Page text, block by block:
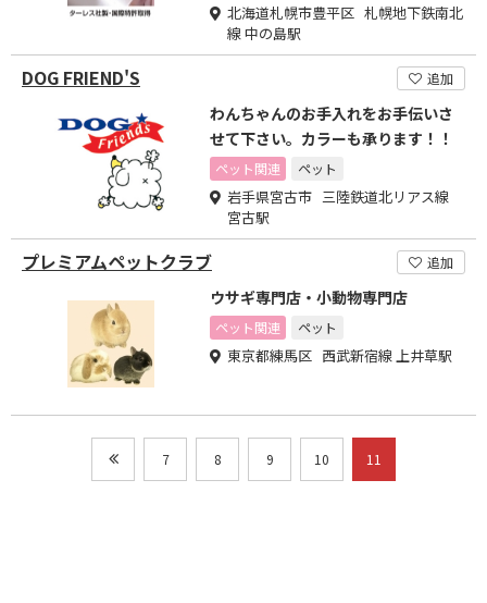
北海道札幌市豊平区 札幌地下鉄南北
線 中の島駅
DOG FRIEND'S 追加
わんちゃんのお手入れをお手伝いさ
せて下さい。カラーも承ります！！
ペット関連 ペット
岩手県宮古市 三陸鉄道北リアス線
宮古駅
プレミアムペットクラブ 追加
ウサギ専門店・小動物専門店
ペット関連 ペット
東京都練馬区 西武新宿線 上井草駅
7 8 9 10 11